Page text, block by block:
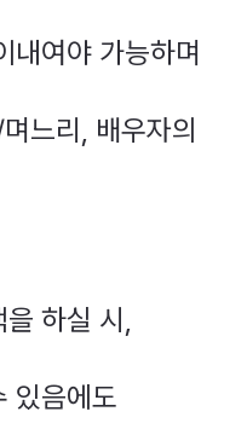
내여야 가능하며
느리, 배우자의
을 하실 시,
있음에도